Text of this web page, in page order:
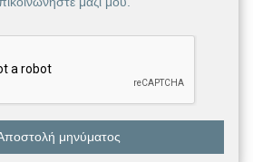
μηνύματος